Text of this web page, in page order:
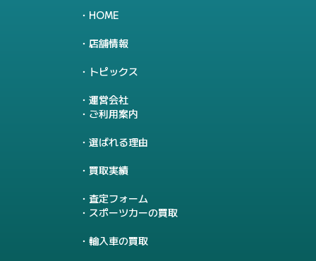
HOME
店舗情報
トピックス
運営会社
ご利用案内
選ばれる理由
買取実績
査定フォーム
スポーツカーの買取
輸入車の買取